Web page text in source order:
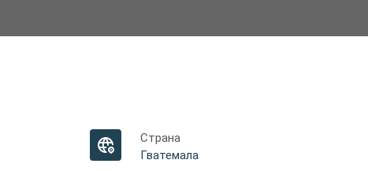
Страна
Гватемала